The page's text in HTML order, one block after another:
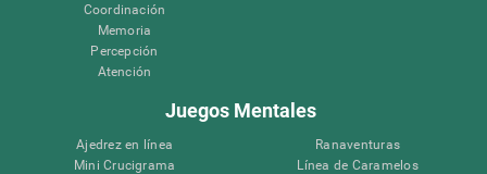
Coordinación
Memoria
Percepción
Atención
Juegos Mentales
Ajedrez en línea
Mini Crucigrama
Ranaventuras
Línea de Caramelos